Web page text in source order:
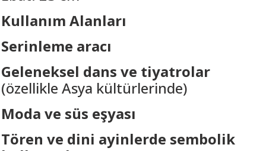
Kullanım Alanları
Serinleme aracı
Geleneksel dans ve tiyatrolar
(özellikle Asya kültürlerinde)
Moda ve süs eşyası
Tören ve dini ayinlerde sembolik